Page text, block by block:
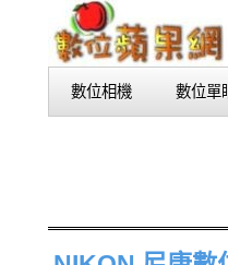
數位相機 數位單